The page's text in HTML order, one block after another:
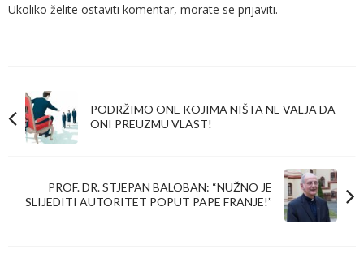
Ukoliko želite ostaviti komentar, morate se prijaviti.
PODRŽIMO ONE KOJIMA NIŠTA NE VALJA DA
ONI PREUZMU VLAST!
PROF. DR. STJEPAN BALOBAN: “NUŽNO JE
SLIJEDITI AUTORITET POPUT PAPE FRANJE!”